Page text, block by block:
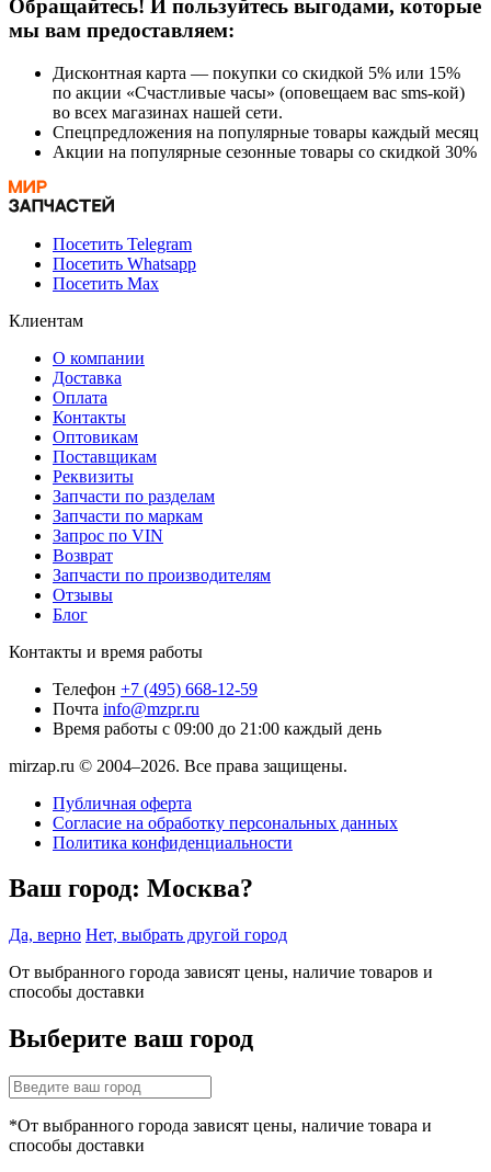
Обращайтесь! И пользуйтесь выгодами, которые
мы вам предоставляем:
Дисконтная карта — покупки со скидкой 5% или 15%
по акции «Счастливые часы» (оповещаем вас sms-кой)
во всех магазинах нашей сети.
Спецпредложения на популярные товары каждый месяц
Акции на популярные сезонные товары со скидкой 30%
Посетить Telegram
Посетить Whatsapp
Посетить Max
Клиентам
О компании
Доставка
Оплата
Контакты
Оптовикам
Поставщикам
Реквизиты
Запчасти по разделам
Запчасти по маркам
Запрос по VIN
Возврат
Запчасти по производителям
Отзывы
Блог
Контакты и время работы
Телефон +7 (495) 668-12-59
Почта info@mzpr.ru
Время работы с 09:00 до 21:00 каждый день
mirzap.ru © 2004–2026. Все права защищены.
Публичная оферта
Согласие на обработку персональных данных
Политика конфиденциальности
Ваш город: Москва?
Да, верно Нет, выбрать другой город
От выбранного города зависят цены, наличие товаров и
способы доставки
Выберите ваш город
*От выбранного города зависят цены, наличие товара и
способы доставки